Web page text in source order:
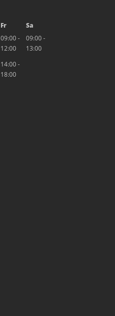
Fr
Sa
09:00 -
12:00
09:00 -
13:00
14:00 -
18:00